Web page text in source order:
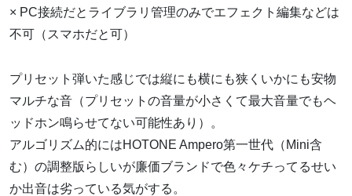
× PC接続だとライブラリ管理のみでエフェクト編集などは
不可（スマホだと可）
プリセット弾いた感じでは縦にも横にも狭くいかにも安物
マルチな音（プリセットの音量が小さくて最大音量でもヘ
ッドホン鳴らせてない可能性あり）。
アルゴリズム的にはHOTONE Ampero第一世代（Mini含
む）の調整版らしいが廉価ブランドで色々ケチってるせい
か出音は劣っている気がする。